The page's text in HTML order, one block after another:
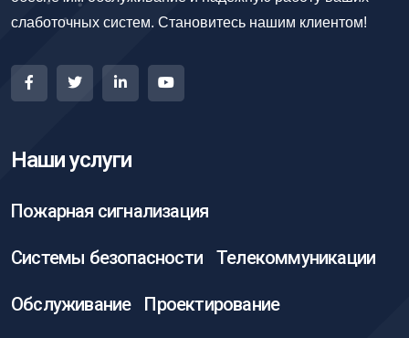
слаботочных систем. Становитесь нашим клиентом!
Наши услуги
Пожарная сигнализация
Системы безопасности Телекоммуникации
Обслуживание Проектирование